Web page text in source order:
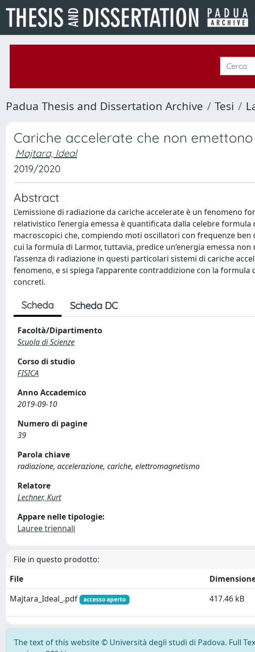
Padua Thesis and Dissertation Archive Tesi
Cariche accelerate che non
Majtara, Ideal
2019/2020
Abstract
L’emissione di radiazione da cariche accelerate è un fenomeno
relativistico l’energia emessa è quantificata dalla celebre
macroscopici che, compiendo moti oscillatori con frequenze
cui la formula di Larmor, tuttavia, predice un’energia emessa
l’assenza di radiazione in questi particolari sistemi di cariche
fenomeno, e si spiega l’apparente contraddizione con la
concreti.
Scheda Scheda DC
Facoltà/Dipartimento
Scuola di Scienze
Corso di studio
FISICA
Anno Accademico
2019-09-10
Numero di pagine
39
Parola chiave
radiazione, accelerazione, cariche, elettromagnetismo
Relatore
Lechner, Kurt
Appare nelle tipologie:
Lauree triennali
File in questo prodotto:
File
Majtara_Ideal_.pdf
accesso aperto 417.46 kB
The text of this website © Università degli studi di Padova. Full